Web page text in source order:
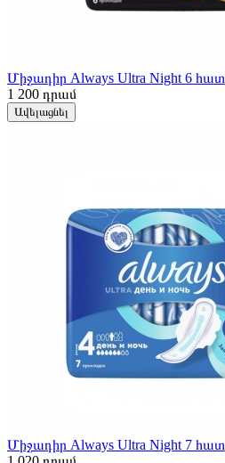
Միջադիր Always Ultra Night 6 հատ
1 200 դրամ
Ավելացնել
Միջադիր Always Ultra Night 7 հատ